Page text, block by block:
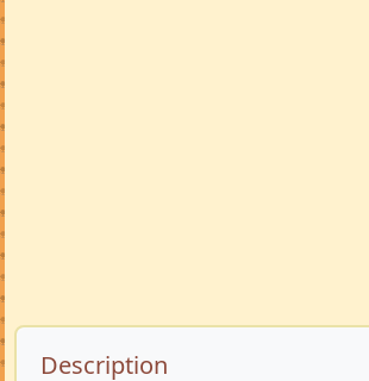
Description de l’annonce
Description